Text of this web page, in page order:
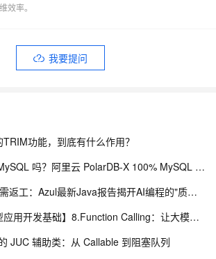
效率。
我要提问
功能，到底有什么作用？
分布式数据库兼容 MySQL 吗？阿里云 PolarDB-X 100% MySQL 协议兼容零改造解析
100%采用率却43%需返工：Azul最新Java报告揭开AI编程的"质量悖论"
【第二部分：大模型应用开发基础】8.Function Calling：让大模型调用真实程序能力
JUC 辅助类：从 Callable 到阻塞队列